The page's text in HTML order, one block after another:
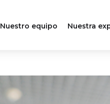
Nuestro equipo Nuestra